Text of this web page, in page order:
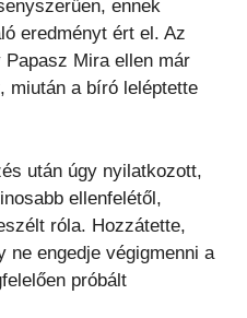
ennek
eredményt ért el. Az
Mira ellen már
miután a bíró leléptette
után úgy nyilatkozott,
ellenfelétől,
róla. Hozzátette,
ne engedje végigmenni a
próbált